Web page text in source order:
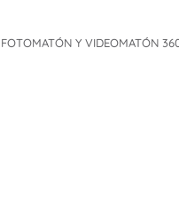
FOTOMATÓN Y VIDEOMATÓN